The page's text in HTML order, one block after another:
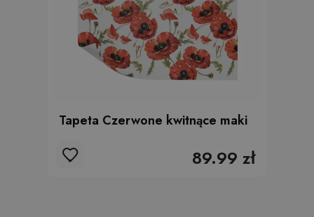
Tapeta Czerwone kwitnące maki
89.99 zł